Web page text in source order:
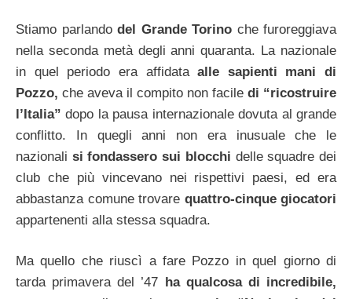
Stiamo parlando del Grande Torino che furoreggiava
nella seconda metà degli anni quaranta. La nazionale
in quel periodo era affidataalle sapienti mani di
Pozzo, che aveva il compito non facile di “ricostruire
l’Italia”dopo la pausa internazionale dovuta al grande
conflitto. In quegli anni non era inusuale che le
nazionali si fondassero sui blocchi delle squadre dei
club che più vincevano nei rispettivi paesi, ed era
abbastanza comune trovare quattro-cinque giocatori
appartenenti alla stessa squadra.
Ma quello che riuscì a fare Pozzo in quel giorno di
tarda primavera del ’47 ha qualcosa di incredibile,